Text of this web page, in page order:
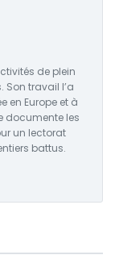
de plein
Son travail l’a
en Europe et à
documente les
un lectorat
battus.